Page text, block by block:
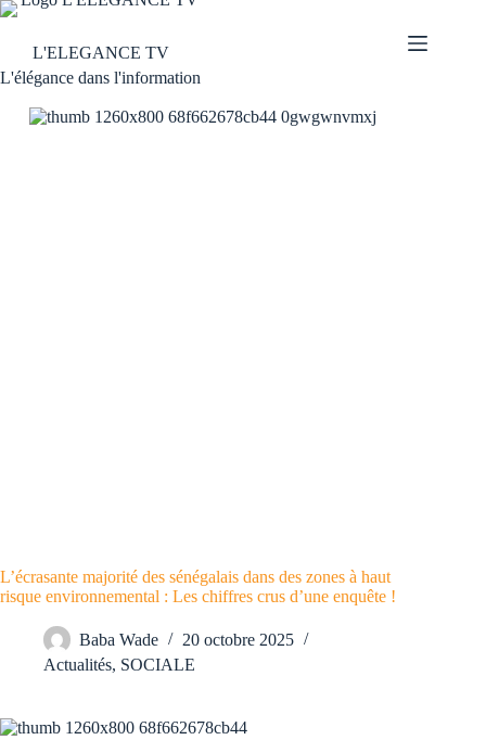
L'ELEGANCE TV
L'élégance dans l'information
L’écrasante majorité des sénégalais dans des zones à haut
risque environnemental : Les chiffres crus d’une enquête !
Baba Wade
20 octobre 2025
Actualités, SOCIALE